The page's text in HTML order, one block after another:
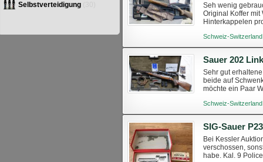
Seh wenig
Original Koffer mit
Hinterkappelen
Schweiz-
Sauer 202
Sehr gut
beide auf
möchte ein Paar
Schweiz-
SIG-Sauer
Bei Kessler
verschossen,
habe. Kal. 9
Selbstverteidigung